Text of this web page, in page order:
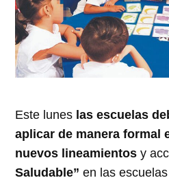
Este lunes las escuelas
aplicar de manera formal
nuevos lineamientos y
Saludable”en las